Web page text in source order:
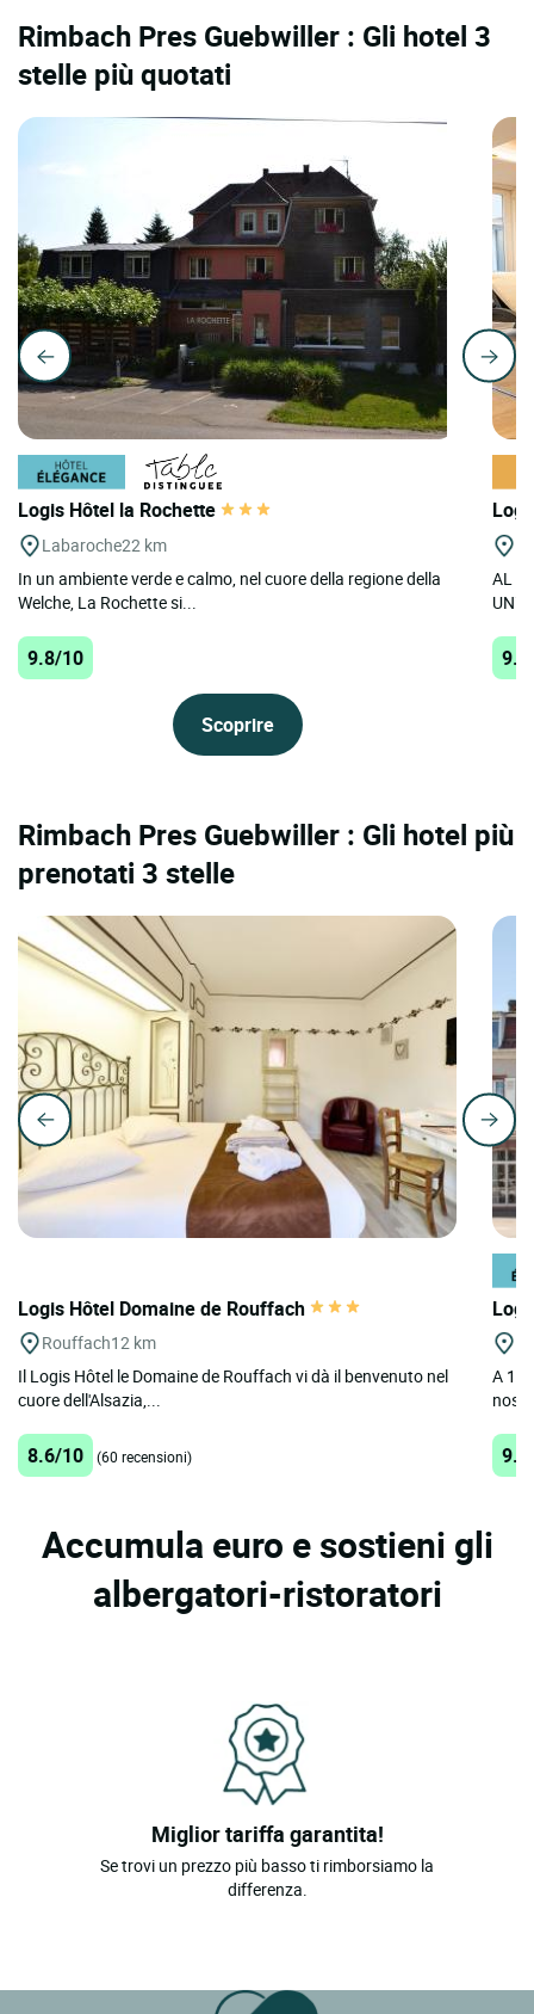
Rimbach Pres Guebwiller : Gli hotel 3
stelle più quotati
Logis Hôtel la Rochette
Labaroche22 km
In un ambiente verde e calmo, nel cuore della regione della
Welche, La Rochette si...
9.8/10
Scoprire
AL
Rimbach Pres Guebwiller : Gli hotel più
prenotati 3 stelle
Logis Hôtel Domaine de Rouffach
Rouffach12 km
Il Logis Hôtel le Domaine de Rouffach vi dà il benvenuto nel
cuore dell'Alsazia,...
8.6/10 (60 recensioni)
A 10
Accumula euro e sostieni gli
albergatori-ristoratori
Miglior tariffa garantita!
Se trovi un prezzo più basso ti rimborsiamo la
differenza.